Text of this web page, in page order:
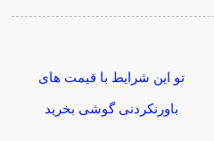
تو این شرایط با قیمت های
باورنکردنی گوشی بخرید